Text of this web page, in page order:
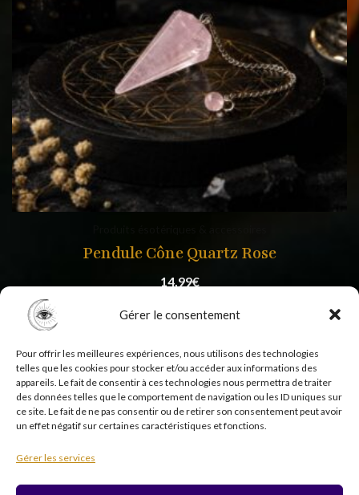
Gérer le consentement
Pour offrir les meilleures expériences, nous utilisons des technologies
telles que les cookies pour stocker et/ou accéder aux informations des
appareils. Le fait de consentir à ces technologies nous permettra de traiter
des données telles que le comportement de navigation ou les ID uniques sur
ce site. Le fait de ne pas consentir ou de retirer son consentement peut avoir
un effet négatif sur certaines caractéristiques et fonctions.
Gérer les services
Pendule Cône Quartz Rose
14,99€
Copyright © 2026 Psycholistik Box | EI Delphine